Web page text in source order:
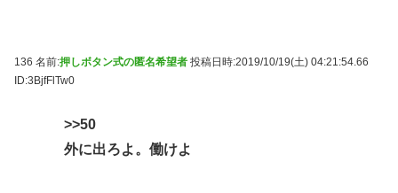
136 名前:押しボタン式の匿名希望者 投稿日時:2019/10/19(土) 04:21:54.66
ID:3BjfFlTw0
>>50
外に出ろよ。働けよ